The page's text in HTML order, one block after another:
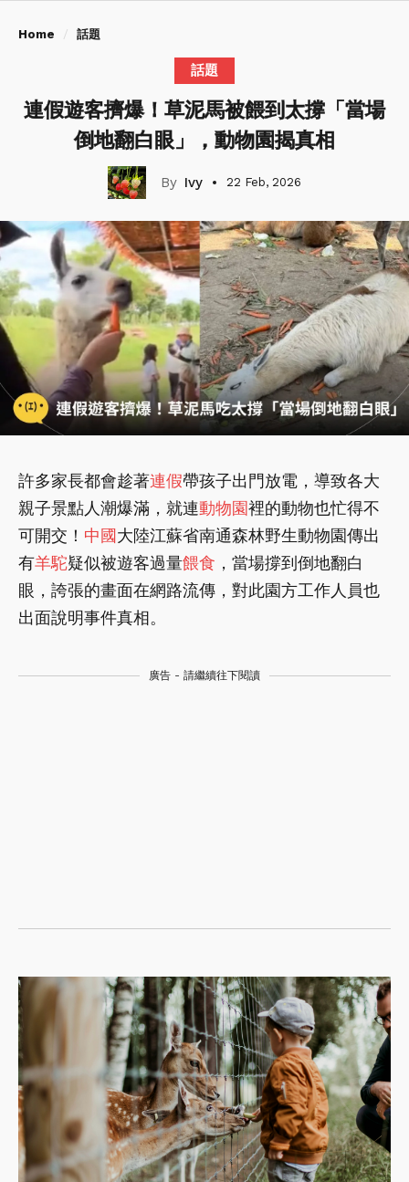
Home 話題
話題
連假遊客擠爆！草泥馬被餵到太撐「當場
倒地翻白眼」，動物園揭真相
Ivy 22 Feb, 2026
許多家長都會趁著連假帶孩子出門放電，導致各大
親子景點人潮爆滿，就連動物園裡的動物也忙得不
可開交！ 中國大陸江蘇省南通森林野生動物園傳出
有羊駝疑似被遊客過量餵食 ，當場撐到倒地翻白
眼，誇張的畫面在網路流傳，對此園方工作人員也
出面說明事件真相。
廣告 - 請繼續往下閱讀